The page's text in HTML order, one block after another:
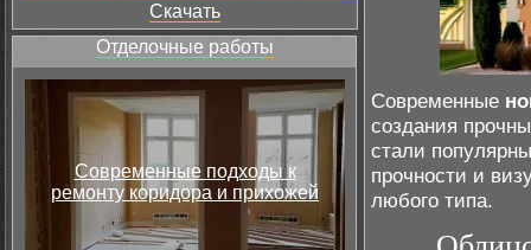
Скачать
Отделочные работы
Современные подходы к
ремонту коридора и прихожей
Современные
создания
стали
прочности и
любого типа.